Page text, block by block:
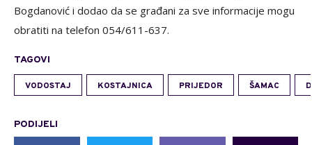
Bogdanović i dodao da se građani za sve informacije mogu
obratiti na telefon 054/611-637.
TAGOVI
VODOSTAJ KOSTAJNICA PRIJEDOR ŠAMAC
PODIJELI